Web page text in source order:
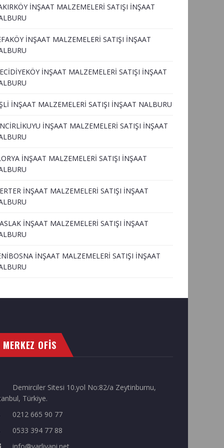
İNŞAAT MALZEMELERİ SATIŞI İNŞAAT
İNŞAAT MALZEMELERİ SATIŞI İNŞAAT
İNŞAAT MALZEMELERİ SATIŞI İNŞAAT
İNŞAAT MALZEMELERİ SATIŞI İNŞAAT NALBURU
İNŞAAT MALZEMELERİ SATIŞI İNŞAAT
İNŞAAT MALZEMELERİ SATIŞI İNŞAAT
İNŞAAT MALZEMELERİ SATIŞI İNŞAAT
İNŞAAT MALZEMELERİ SATIŞI İNŞAAT
İNŞAAT MALZEMELERİ SATIŞI İNŞAAT
MERKEZ OFİS
Demirciler Sitesi 10.yol No:82/a Zeytinburnu,
Türkiye.
0212 665 90 77
0533 394 77 88